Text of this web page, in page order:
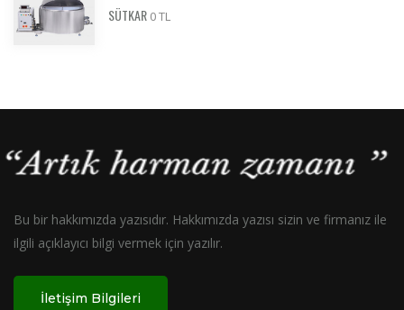
SÜTKAR 0 TL
Bu bir hakkımızda yazısıdır. Hakkımızda yazısı sizin ve firmanız ile
ilgili açıklayıcı bilgi vermek için yazılır.
İletişim Bilgileri